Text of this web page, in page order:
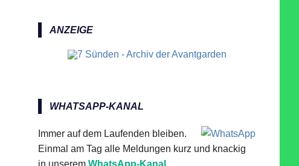
ANZEIGE
WHATSAPP-KANAL
Immer auf dem Laufenden bleiben.
Einmal am Tag alle Meldungen kurz und knackig
in unserem WhatsApp-Kanal .